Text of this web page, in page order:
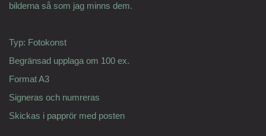
bilderna så som jag minns dem.
Typ: Fotokonst
Begränsad upplaga om 100 ex.
Format A3
Signeras och numreras
Skickas i papprör med posten